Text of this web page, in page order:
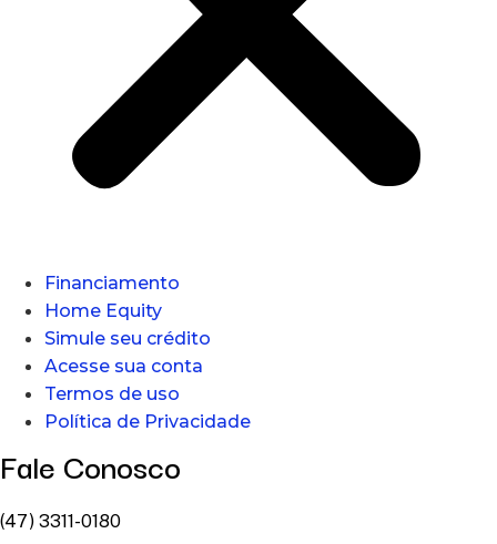
Financiamento
Home Equity
Simule seu crédito
Acesse sua conta
Termos de uso
Política de Privacidade
Fale Conosco
(47) 3311-0180